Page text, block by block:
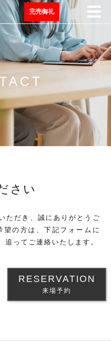
完売御礼
さい
ただき、誠にありがとうご
望の方は、下記フォームに
追ってご連絡いたします。
RESERVATION
来場予約